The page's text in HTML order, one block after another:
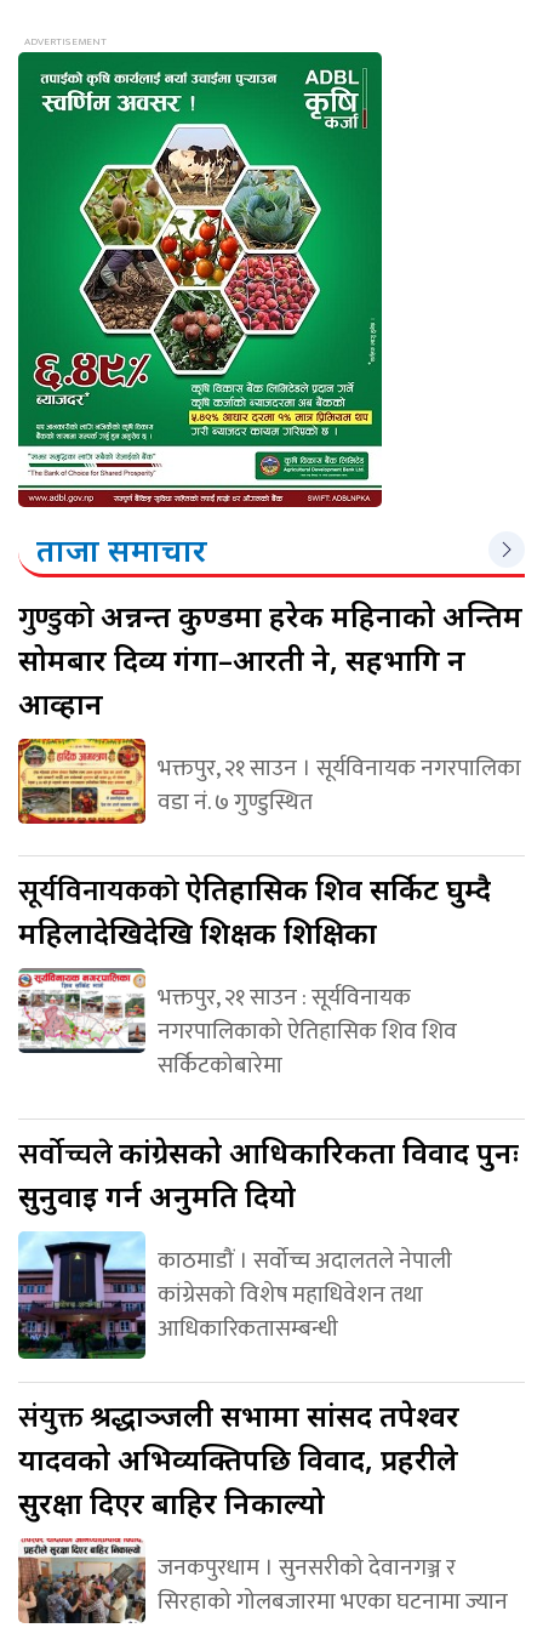
ताजा समाचार
गुण्डुकोअन्नन्त कुण्डमा हरेक महिनाको अन्तिम
सोमबार दिव्य गंगा–आरती हुने, सहभागि हुन
आव्हान
भक्तपुर, २१ साउन । सूर्यविनायक नगरपालिका
वडा नं. ७ गुण्डुस्थित
सूर्यविनायककोऐतिहासिक शिव सर्किट घुम्दै
महिलादेखिदेखि शिक्षक शिक्षिका
भक्तपुर, २१ साउन : सूर्यविनायक
नगरपालिकाको ऐतिहासिक शिव शिव
सर्किटकोबारेमा
सर्वोच्चलेकांग्रेसको आधिकारिकता विवाद पुनः
सुनुवाइ गर्न अनुमति दियो
काठमाडौं । सर्वोच्च अदालतले नेपाली
कांग्रेसको विशेष महाधिवेशन तथा
आधिकारिकतासम्बन्धी
संयुक्तश्रद्धाञ्जली सभामा सांसद तपेश्वर
यादवको अभिव्यक्तिपछि विवाद, प्रहरीले
सुरक्षा दिएर बाहिर निकाल्यो
जनकपुरधाम । सुनसरीको देवानगञ्ज र
सिरहाको गोलबजारमा भएका घटनामा ज्यान